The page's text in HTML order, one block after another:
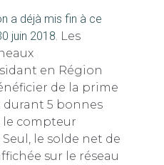
a déjà mis fin à ce
juin 2018 . Les
en Région
de la prime
5 bonnes
le compteur
le solde net de
sur le réseau